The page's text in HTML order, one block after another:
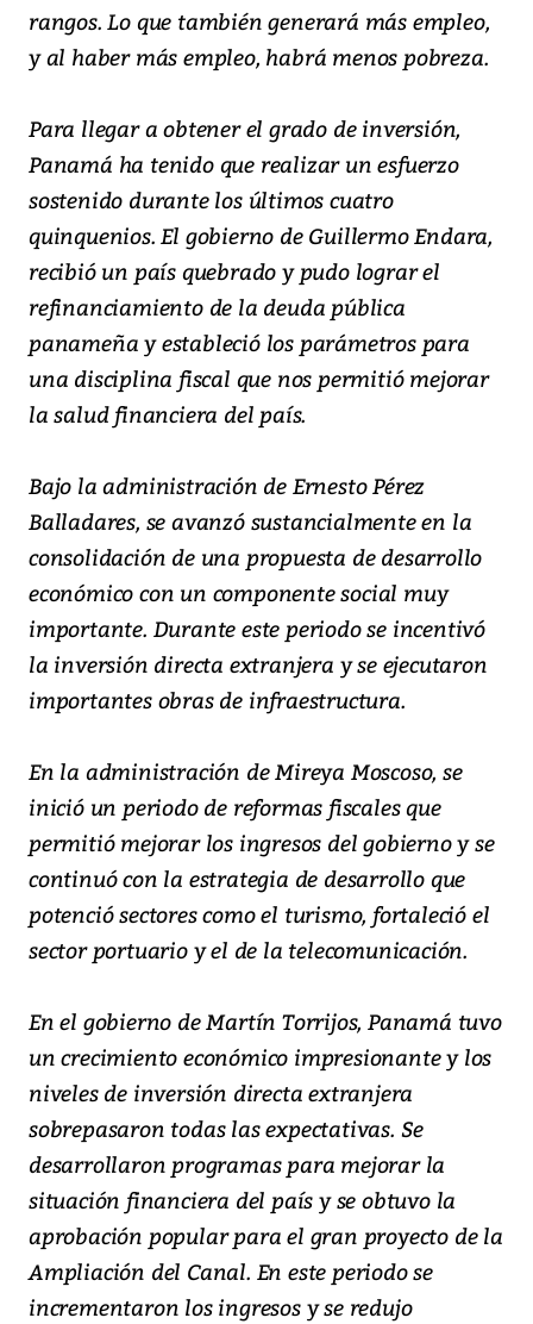
rangos. Lo que también generará más empleo,
y al haber más empleo, habrá menos pobreza.
Para llegar a obtener el grado de inversión,
Panamá ha tenido que realizar un esfuerzo
sostenido durante los últimos cuatro
quinquenios. El gobierno de Guillermo Endara,
recibió un país quebrado y pudo lograr el
refinanciamiento de la deuda pública
panameña y estableció los parámetros para
una disciplina fiscal que nos permitió mejorar
la salud financiera del país.
Bajo la administración de Ernesto Pérez
Balladares, se avanzó sustancialmente en la
consolidación de una propuesta de desarrollo
económico con un componente social muy
importante. Durante este periodo se incentivó
la inversión directa extranjera y se ejecutaron
importantes obras de infraestructura.
En la administración de Mireya Moscoso, se
inició un periodo de reformas fiscales que
permitió mejorar los ingresos del gobierno y se
continuó con la estrategia de desarrollo que
potenció sectores como el turismo, fortaleció el
sector portuario y el de la telecomunicación.
En el gobierno de Martín Torrijos, Panamá tuvo
un crecimiento económico impresionante y los
niveles de inversión directa extranjera
sobrepasaron todas las expectativas. Se
desarrollaron programas para mejorar la
situación financiera del país y se obtuvo la
aprobación popular para el gran proyecto de la
Ampliación del Canal. En este periodo se
incrementaron los ingresos y se redujo